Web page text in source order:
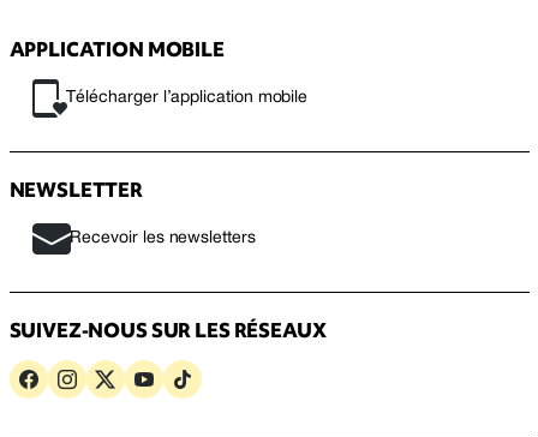
APPLICATION MOBILE
Télécharger l’application mobile
NEWSLETTER
Recevoir les newsletters
SUIVEZ-NOUS SUR LES RÉSEAUX